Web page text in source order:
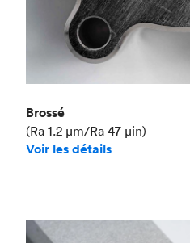
Brossé
(Ra 1.2 μm/Ra 47 μin)
Voir les détails